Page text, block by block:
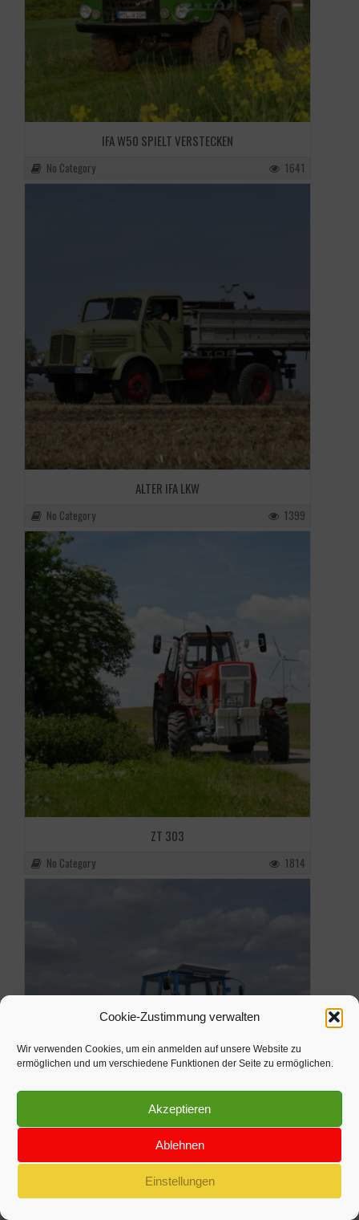
Cookie-Zustimmung verwalten
Wir verwenden Cookies, um ein anmelden auf unsere Website zu
ermöglichen und um verschiedene Funktionen der Seite zu ermöglichen.
Akzeptieren
Ablehnen
Einstellungen
IFA W50 SPIELT VERSTECKEN
No Category 1641
ALTER IFA LKW
No Category 1399
ZT 303
No Category 1814
FORTSCHRITT ZT EXPORTAUSFÜHRUNG (PROTOTYP)